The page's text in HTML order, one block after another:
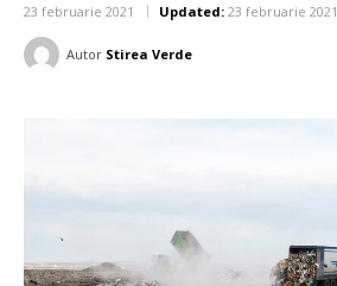
23 februarie 2021 Updated: 23 februarie 2021
Autor Stirea Verde